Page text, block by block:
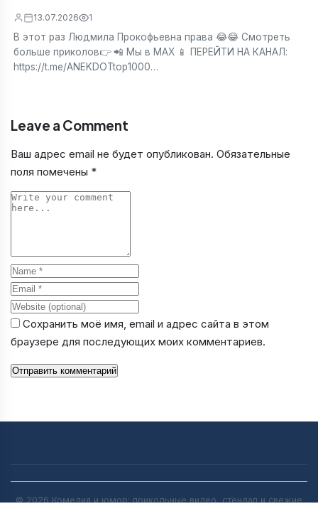
13.07.2026 1
В этот раз Людмила Прокофьевна права 😂😂 Смотреть
больше приколов👉 📲 Мы в МАХ 📱 ПЕРЕЙТИ НА КАНАЛ:
https://t.me/ANEKDOTtop1000…
Leave a Comment
Ваш адрес email не будет опубликован. Обязательные
поля помечены *
Comment
Name
Email
Website
Сохранить моё имя, email и адрес сайта в этом
браузере для последующих моих комментариев.
Отправить комментарий
© 2026 Комедия и юмор: прикольные видео, стендап и свежие